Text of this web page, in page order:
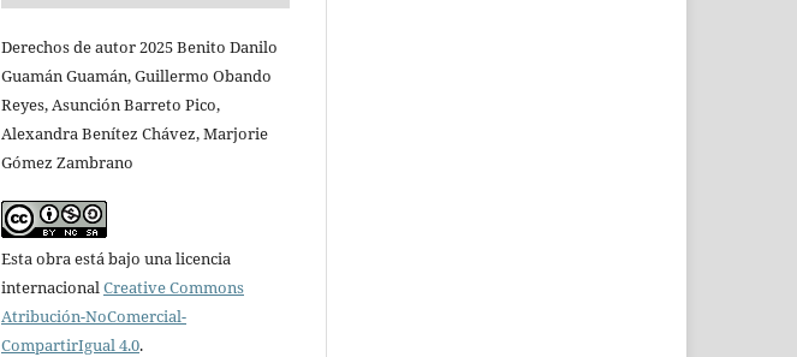
Derechos de autor 2025 Benito Danilo
Guamán Guamán, Guillermo Obando
Reyes, Asunción Barreto Pico,
Alexandra Benítez Chávez, Marjorie
Gómez Zambrano
Esta obra está bajo una licencia
internacional Creative Commons
Atribución-NoComercial-
CompartirIgual 4.0.